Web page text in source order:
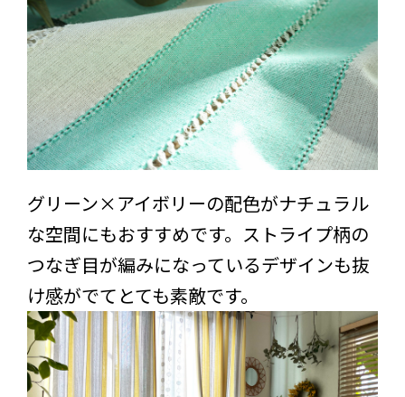
グリーン×アイボリーの配色がナチュラル
な空間にもおすすめです。ストライプ柄の
つなぎ目が編みになっているデザインも抜
け感がでてとても素敵です。